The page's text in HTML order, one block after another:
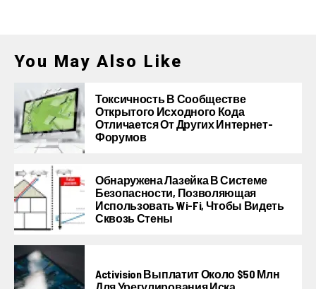
You May Also Like
Токсичность В Сообществе
Открытого Исходного Кода
Отличается От Других Интернет-
Форумов
Обнаружена Лазейка В Системе
Безопасности, Позволяющая
Использовать Wi-Fi, Чтобы Видеть
Сквозь Стены
Activision Выплатит Около $50 Млн